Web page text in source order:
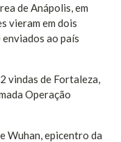
de Anápolis, em
vieram em dois
ao país
vindas de Fortaleza,
Operação
Wuhan, epicentro da